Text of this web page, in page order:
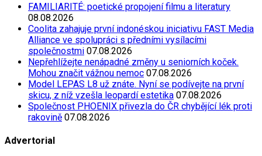
FAMILIARITÉ: poetické propojení filmu a literatury
08.08.2026
Coolita zahajuje první indonéskou iniciativu FAST Media
Alliance ve spolupráci s předními vysílacími
společnostmi 07.08.2026
Nepřehlížejte nenápadné změny u seniorních koček.
Mohou značit vážnou nemoc 07.08.2026
Model LEPAS L8 už znáte. Nyní se podívejte na první
skicu, z níž vzešla leopardí estetika 07.08.2026
Společnost PHOENIX přivezla do ČR chybějící lék proti
rakovině 07.08.2026
Advertorial